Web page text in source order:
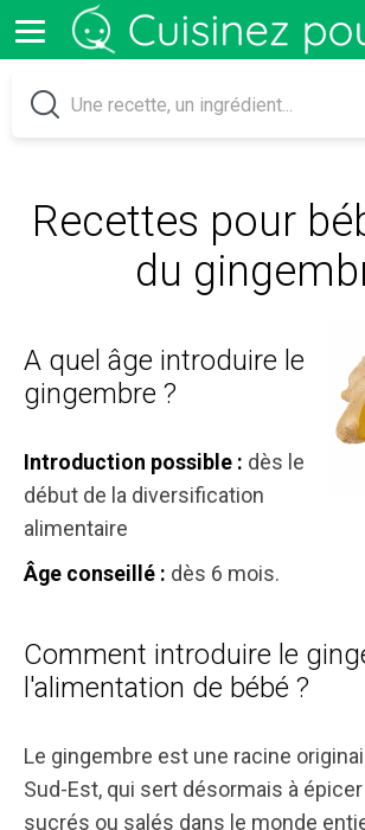
Recettes pour
du
A quel âge introduire le
gingembre ?
Introduction possible : dès le
début de la diversification
alimentaire
Âge conseillé : dès 6 mois.
Comment introduire le
l'alimentation de bébé ?
Le gingembre est une racine
Sud-Est, qui sert désormais à
sucrés ou salés dans le monde